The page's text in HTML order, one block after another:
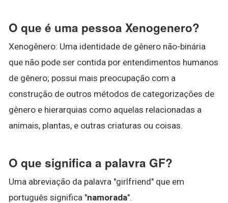
O que é uma pessoa Xenogenero?
Xenogênero: Uma identidade de gênero não-binária
que não pode ser contida por entendimentos humanos
de gênero; possui mais preocupação com a
construção de outros métodos de categorizações de
gênero e hierarquias como aquelas relacionadas a
animais, plantas, e outras criaturas ou coisas.
O que significa a palavra GF?
Uma abreviação da palavra "girlfriend" que em
português significa "namorada".